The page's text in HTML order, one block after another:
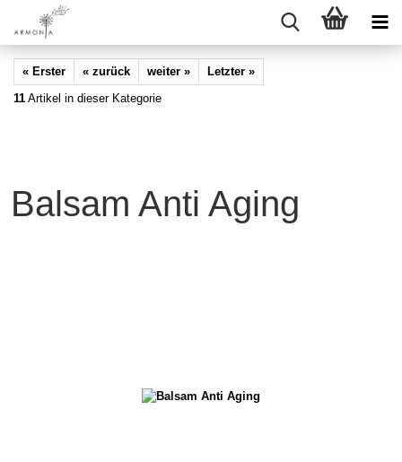
« Erster « zurück weiter »
Letzter »
11 Artikel in dieser Kategorie
Balsam Anti Aging